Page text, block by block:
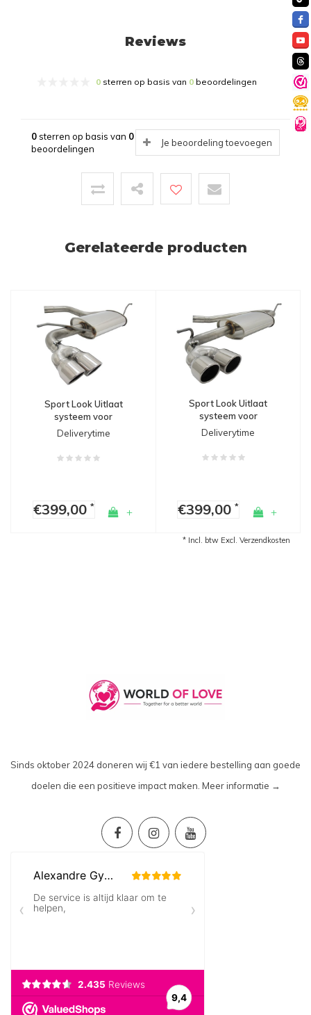
Reviews
0 sterren op basis van 0 beoordelingen
0sterren op basis van 0
beoordelingen
Je beoordeling toevoegen
Gerelateerde producten
Sport Look Uitlaat
systeem voor
Volkswagen Golf 7 (1.4
TSI)
Deliverytime
€399,00 * +
Sport Look Uitlaat
systeem voor
Volkswagen Golf 7 (1.2
TSI / 1.6 TDI)
Deliverytime
€399,00* +
* Incl. btw Excl. Verzendkosten
Sinds oktober 2024 doneren wij €1 van iedere bestelling aan goede
doelen die een positieve impact maken. Meer informatie →